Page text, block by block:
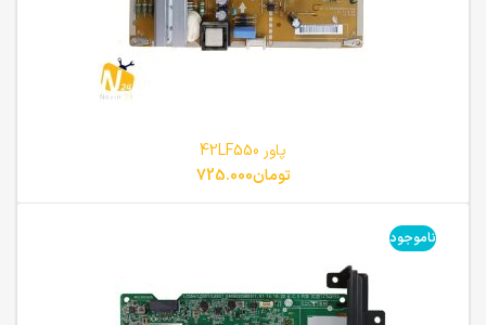
پاور 42LF550
تومان725.000
ناموجود